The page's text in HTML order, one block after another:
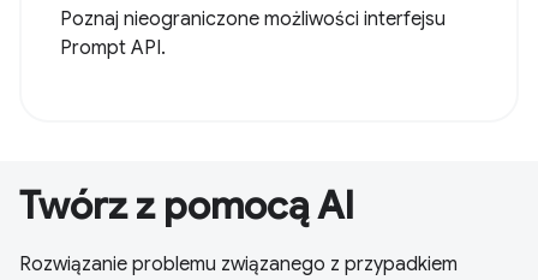
Poznaj nieograniczone możliwości interfejsu
Prompt API.
Twórz z pomocą AI
Rozwiązanie problemu związanego z przypadkiem